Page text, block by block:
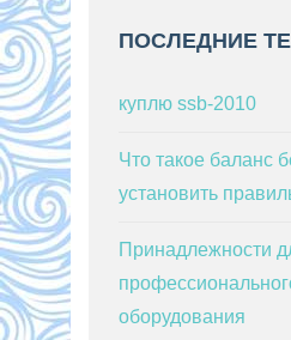
ПОСЛЕДНИЕ
куплю ssb-2010
Что такое баланс
установить
Принадлежности
оборудования